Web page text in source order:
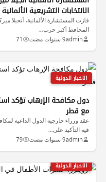
الانتخابات التشريعية الألمانية
فازت المستشارة الألمانية، أنجيلا
المحافظ أكبر حزب…
admin9 سنوات مضت 71
الاخبار الدولية
دول مكافحة الإرهاب تؤكد
مع قطر
عقد وزراء خارجية الدول الداعية
فيه التأكيد على…
admin9 سنوات مضت 79
الاخبار الدولية